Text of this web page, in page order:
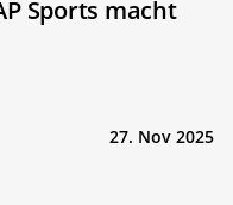
Sports macht
27. Nov 2025